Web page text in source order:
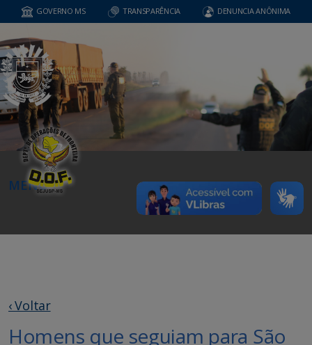
GOVERNO MS TRANSPARÊNCIA DENUNCIA ANÔNIMA
MENU
‹ Voltar
Homens que seguiam para São